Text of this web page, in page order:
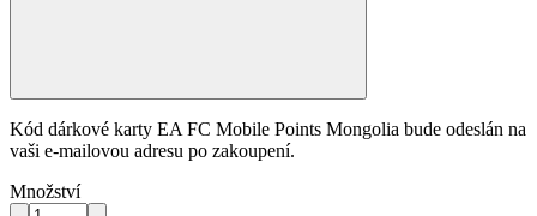
Kód dárkové karty EA FC Mobile Points Mongolia bude odeslán na
vaši e-mailovou adresu po zakoupení.
Množství